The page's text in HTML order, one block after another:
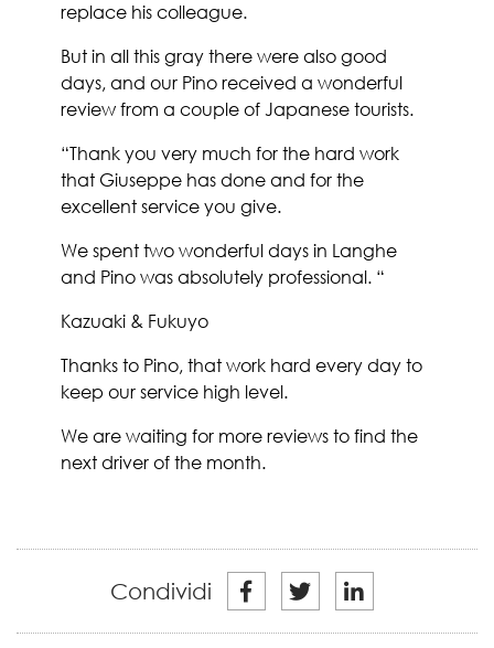
replace his colleague.
But in all this gray there were also good
days, and our Pino received a wonderful
review from a couple of Japanese tourists.
“Thank you very much for the hard work
that Giuseppe has done and for the
excellent service you give.
We spent two wonderful days in Langhe
and Pino was absolutely professional. “
Kazuaki & Fukuyo
Thanks to Pino, that work hard every day to
keep our service high level.
We are waiting for more reviews to find the
next driver of the month.
Condividi